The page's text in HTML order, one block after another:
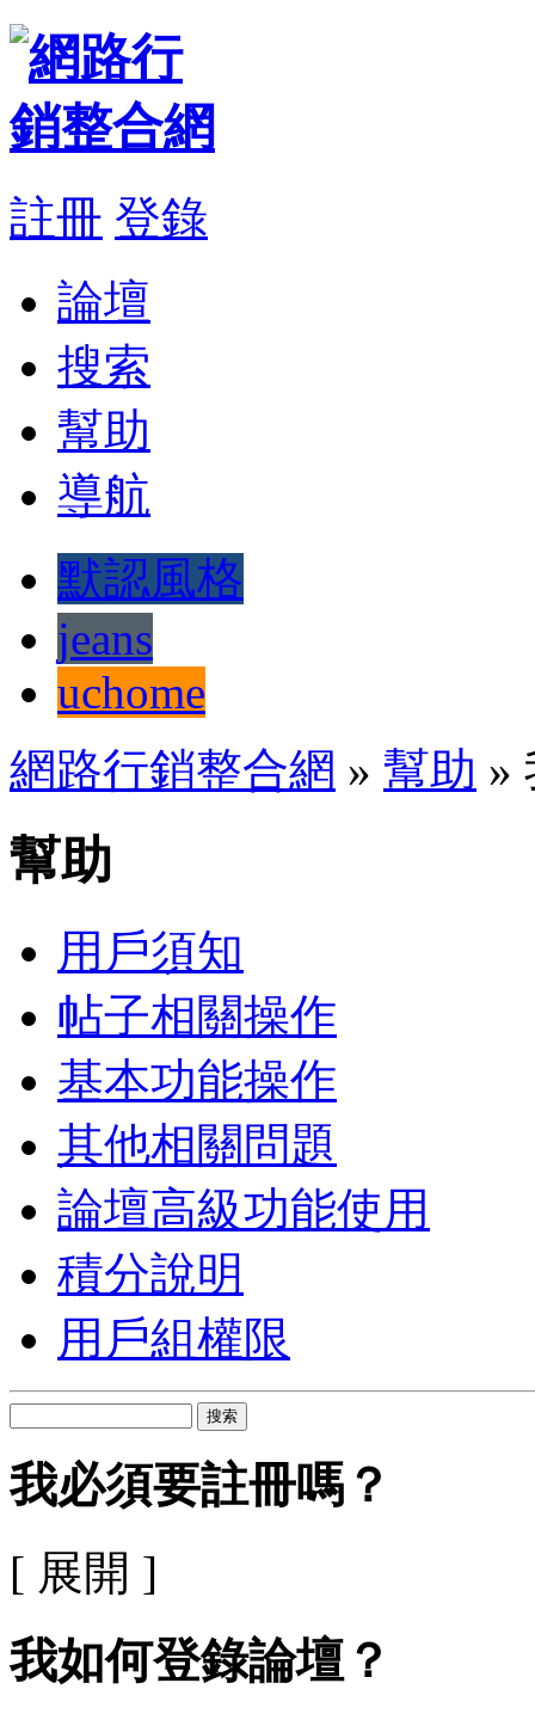
註冊 登錄
論壇
搜索
幫助
導航
默認風格
jeans
uchome
網路行銷整合網 » 幫助 »
幫助
用戶須知
帖子相關操作
基本功能操作
其他相關問題
論壇高級功能使用
積分說明
用戶組權限
搜索
我必須要註冊嗎？
[ 展開 ]
我如何登錄論壇？